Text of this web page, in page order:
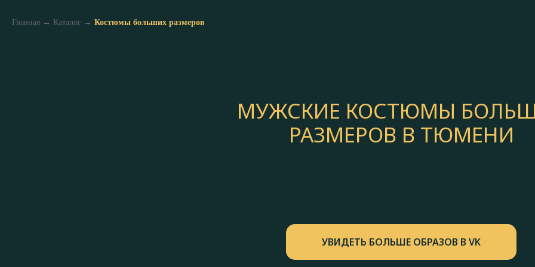
Главная → Каталог → Костюмы больших размеров
МУЖСКИЕ КОСТЮМЫ
РАЗМЕРОВ В ТЮМЕНИ
УВИДЕТЬ БОЛЬШЕ ОБРАЗОВ В VK